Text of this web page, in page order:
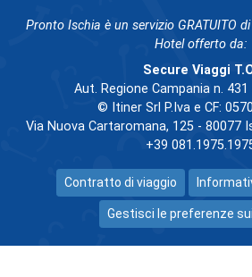
Pronto Ischia è un servizio GRATUITO
Hotel offerto da:
Secure Viaggi
Aut. Regione Campania n.
© Itiner Srl P.Iva e CF:
Via Nuova Cartaromana, 125 - 80077
+39
Contratto di viaggio
Gestisci le preferenze